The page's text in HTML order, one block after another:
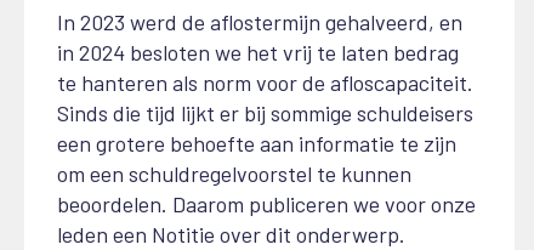
In 2023 werd de aflostermijn gehalveerd, en
in 2024 besloten we het vrij te laten bedrag
te hanteren als norm voor de afloscapaciteit.
Sinds die tijd lijkt er bij sommige schuldeisers
een grotere behoefte aan informatie te zijn
om een schuldregelvoorstel te kunnen
beoordelen. Daarom publiceren we voor onze
leden een Notitie over dit onderwerp.